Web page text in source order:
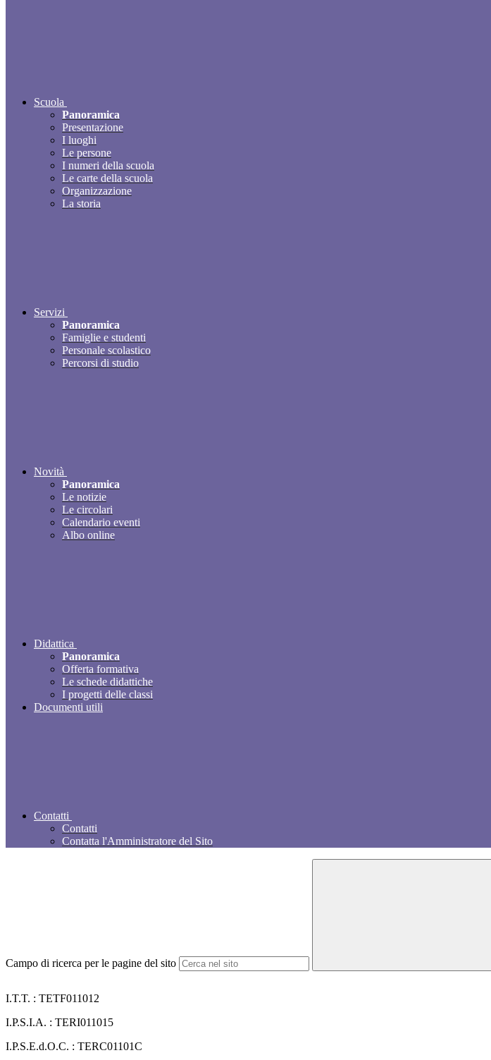
Scuola
Panoramica
Presentazione
I luoghi
Le persone
I numeri della scuola
Le carte della scuola
Organizzazione
La storia
Servizi
Panoramica
Famiglie e studenti
Personale scolastico
Percorsi di studio
Novità
Panoramica
Le notizie
Le circolari
Calendario eventi
Albo online
Didattica
Panoramica
Offerta formativa
Le schede didattiche
I progetti delle classi
Documenti utili
Contatti
Contatti
Contatta l'Amministratore del Sito
Campo di ricerca per le pagine del sito
I.T.T. : TETF011012
I.P.S.I.A. : TERI011015
I.P.S.E.d.O.C. : TERC01101C